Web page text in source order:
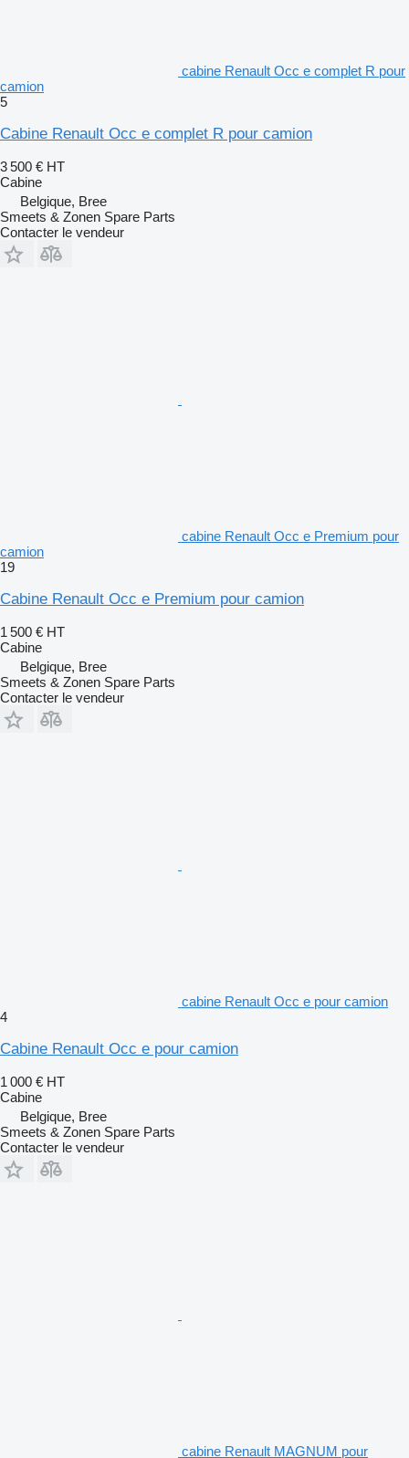
cabine Renault Occ e complet R pour
camion
5
Cabine Renault Occ e complet R pour camion
3 500 € HT
Cabine
Belgique, Bree
Smeets & Zonen Spare Parts
Contacter le vendeur
cabine Renault Occ e Premium pour
camion
19
Cabine Renault Occ e Premium pour camion
1 500 € HT
Cabine
Belgique, Bree
Smeets & Zonen Spare Parts
Contacter le vendeur
cabine Renault Occ e pour camion
4
Cabine Renault Occ e pour camion
1 000 € HT
Cabine
Belgique, Bree
Smeets & Zonen Spare Parts
Contacter le vendeur
cabine Renault MAGNUM pour